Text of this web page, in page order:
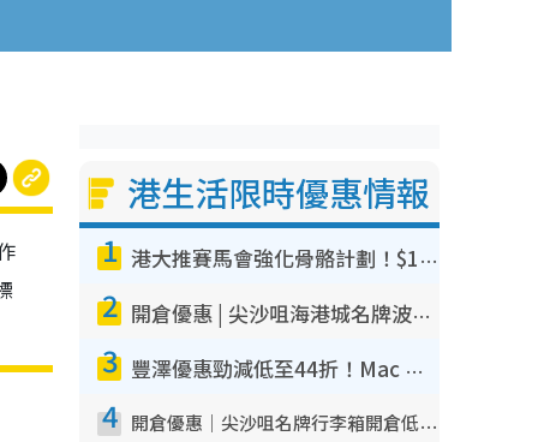
港生活限時優惠情報
1 港大推賽馬會強化骨骼計劃！$100骨質密度X光檢查 完成免費運動訓練送超市禮券！附參加資格
2 開倉優惠 | 尖沙咀海港城名牌波鞋開倉低至1折！On鞋$899起／Joy&Peace鞋履$98起
3 豐澤優惠勁減低至44折！Mac mini/iPhone17Pro大減價！廚房家電$220起
4 開倉優惠｜尖沙咀名牌行李箱開倉低至4折！一連5日 American Tourister/ace./Hallmark $200起！